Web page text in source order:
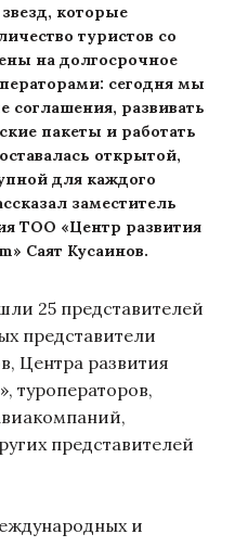
которые
туристов со
на долгосрочное
сегодня мы
соглашения, развивать
пакеты и работать
открытой,
для каждого
заместитель
ТОО «Центр развития
Саят Кусаинов.
25 представителей
представители
Центра развития
туроператоров,
представителей
и